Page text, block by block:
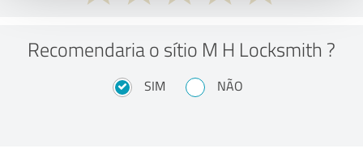
Recomendaria o sítio M H Locksmith ?
SIM NÃO